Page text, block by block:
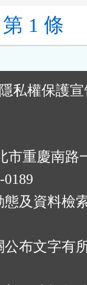
1 條
隱私權保護
市重慶南路
及資料檢
布文字有